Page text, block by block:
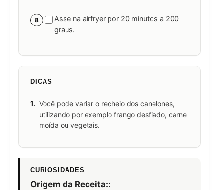
8
Asse na airfryer por 20 minutos a 200
graus.
DICAS
1. Você pode variar o recheio dos canelones,
utilizando por exemplo frango desfiado, carne
moída ou vegetais.
CURIOSIDADES
Origem da Receita::